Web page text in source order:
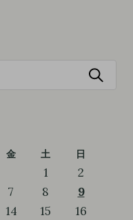
金 土 日
1
2
7 8
9
14 15
16